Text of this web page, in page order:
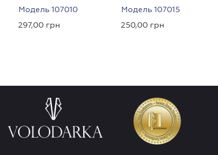
Модель 107010
297,00 грн
Модель 107015
250,00 грн